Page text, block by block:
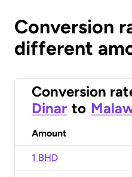
Conversion
different
Conversion
Dinar to
Amount
1 BHD